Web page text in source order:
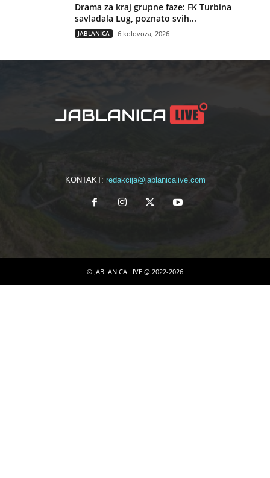
Drama za kraj grupne faze: FK Turbina
savladala Lug, poznato svih...
JABLANICA 6 kolovoza, 2026
KONTAKT: redakcija@jablanicalive.com
© JABLANICA LIVE @ 2022-2026